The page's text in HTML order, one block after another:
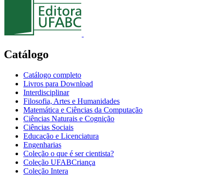
Catálogo
Catálogo completo
Livros para Download
Interdisciplinar
Filosofia, Artes e Humanidades
Matemática e Ciências da Computação
Ciências Naturais e Cognição
Ciências Sociais
Educação e Licenciatura
Engenharias
Coleção o que é ser cientista?
Coleção UFABCriança
Coleção Intera